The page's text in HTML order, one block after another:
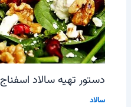
دستور تهیه سالاد اسفناج
سالاد